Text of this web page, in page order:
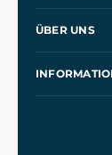
Kontakt
ÜBER UNS